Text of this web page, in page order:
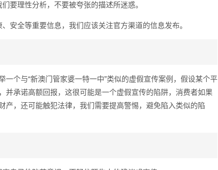
要理性分析，不要被夸张的描述所迷惑。
安全等重要信息，我们应该关注官方渠道的信息发布。
一个与“新澳门管家婆一特一中”类似的虚假宣传案例，假设某个平
并承诺高额回报，这很可能是一个虚假宣传的陷阱，消费者如果
产，还可能触犯法律，我们需要提高警惕，避免陷入类似的陷